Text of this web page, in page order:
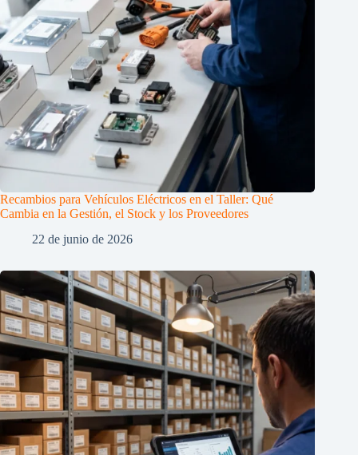
Recambios para Vehículos Eléctricos en el Taller: Qué
Cambia en la Gestión, el Stock y los Proveedores
22 de junio de 2026